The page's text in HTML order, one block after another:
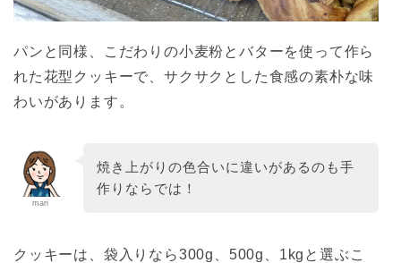
パンと同様、こだわりの小麦粉とバターを使って作ら
れた花型クッキーで、サクサクとした食感の素朴な味
わいがあります。
mari
焼き上がりの色合いに違いがあるのも手
作りならでは！
クッキーは、袋入りなら300g、500g、1kgと選ぶこ